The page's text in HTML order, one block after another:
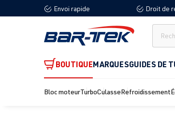
Passer à la navigation principale
Envoi rapide Droit de
BOUTIQUEMARQUESGUIDES DE
Bloc moteurTurboCulasseRefroidissement